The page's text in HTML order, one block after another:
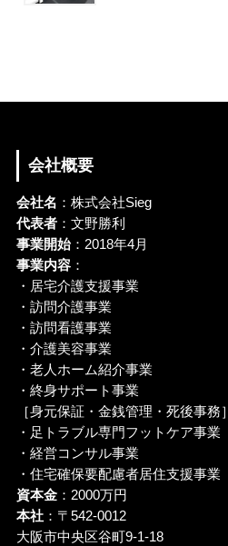
会社概要
会社名 ：株式会社Sieg
代表者：文野勝利
事業開始：2018年4月
事業内容：
・居宅介護支援事業
・訪問介護事業
・訪問看護事業
・介護美容事業
・老人ホーム紹介事業
・終身サポート事業
［身元保証・金銭管理・死後事務］
・足トラブル専門フットケア事業
・経営コンサル事業
・住宅確保要配慮者居住支援事業
資本金：2000万円
本社：〒542-0012
大阪市中央区谷町9-1-18